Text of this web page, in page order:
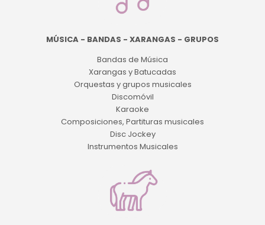
MÚSICA - BANDAS - XARANGAS - GRUPOS
Bandas de Música
Xarangas y Batucadas
Orquestas y grupos musicales
Discomóvil
Karaoke
Composiciones, Partituras musicales
Disc Jockey
Instrumentos Musicales